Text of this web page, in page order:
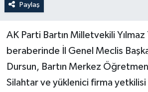
Paylaş
AK Parti Bartın Milletvekili Yılmaz
beraberinde İl Genel Meclis
Dursun, Bartın Merkez
Silahtar ve yüklenici firma yetkilisi
Yerel Yönetimler
DÜNYA
YEREL